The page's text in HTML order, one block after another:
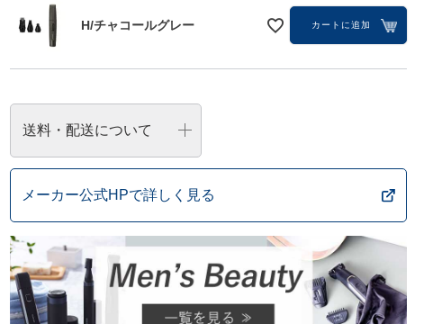
H/チャコールグレー カートに追加
送料・配送について
メーカー公式HPで詳しく見る